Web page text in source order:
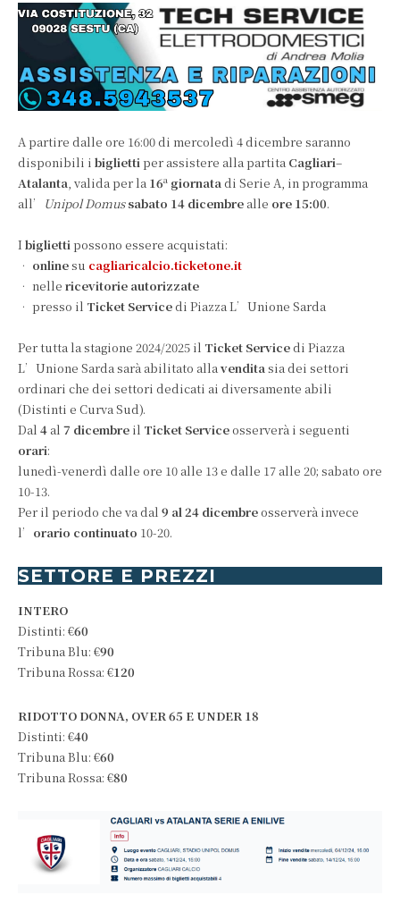
A partire dalle ore 16:00 di mercoledì 4 dicembre saranno
disponibili i bigliettiper assistere alla partita Cagliari–
Atalanta, valida per la 16a giornatadi Serie A, in programma
all’
Unipol Domussabato 14 dicembre alle ore 15:00.
Ibigliettipossono essere acquistati:
• onlinesu cagliaricalcio.ticketone.it
• nelle ricevitorie autorizzate
• presso il Ticket Servicedi Piazza L’Unione Sarda
Per tutta la stagione 2024/2025 il Ticket Servicedi Piazza
L’Unione Sarda sarà abilitato allavenditasia dei settori
ordinari che dei settori dedicati ai diversamente abili
(Distinti e Curva Sud).
Dal 4 al 7 dicembre il Ticket Serviceosserverà i seguenti
orari:
lunedì-venerdì dalle ore 10 alle 13 e dalle 17 alle 20; sabato ore
10-13.
Per il periodo che va dal 9 al 24 dicembreosserverà invece
l’ orario continuato 10-20.
SETTORE E PREZZI
INTERO
Distinti: €60
Tribuna Blu: €90
Tribuna Rossa: €120
RIDOTTO DONNA, OVER 65 E UNDER 18
Distinti: €40
Tribuna Blu: €60
Tribuna Rossa: €80